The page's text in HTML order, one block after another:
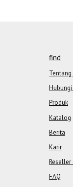
find
Produk
Katalog
Berita
Karir
FAQ